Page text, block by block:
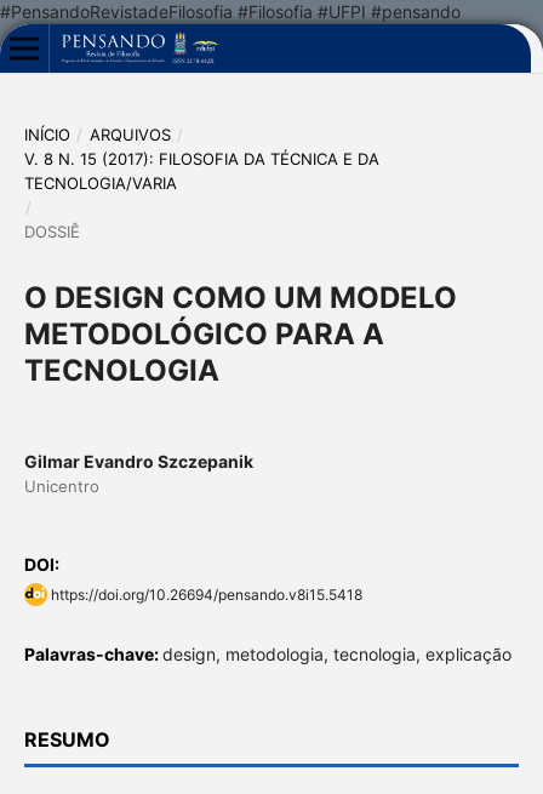
#PensandoRevistadeFilosofia #Filosofia #UFPI #pensando
INÍCIO / ARQUIVOS /
V. 8 N. 15 (2017): FILOSOFIA DA TÉCNICA E DA
TECNOLOGIA/VARIA
/
DOSSIÊ
O DESIGN COMO UM MODELO
METODOLÓGICO PARA A
TECNOLOGIA
Gilmar Evandro Szczepanik
Unicentro
DOI:
https://doi.org/10.26694/pensando.v8i15.5418
Palavras-chave:design, metodologia, tecnologia, explicação
RESUMO